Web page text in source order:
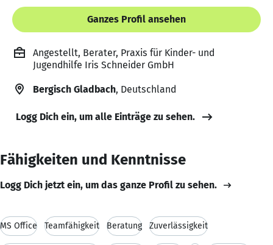
Ganzes Profil ansehen
Angestellt, Berater, Praxis für Kinder- und
Jugendhilfe Iris Schneider GmbH
Bergisch Gladbach, Deutschland
Logg Dich ein, um alle Einträge zu sehen.
Fähigkeiten und Kenntnisse
Logg Dich jetzt ein, um das ganze Profil zu sehen.
MS Office Teamfähigkeit Beratung Zuverlässigkeit